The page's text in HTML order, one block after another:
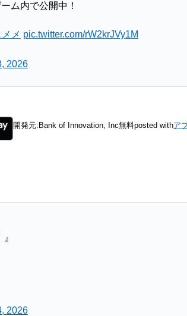
ム内で公開中！
メ pic.twitter.com/rW2krJVy1M
2026
開発元: Bank of Innovation, Inc無料posted withア
2026